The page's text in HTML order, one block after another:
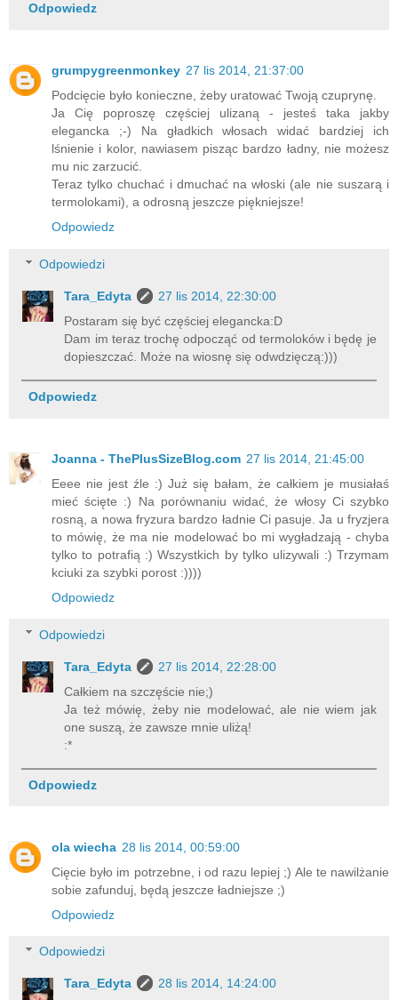
Odpowiedz
grumpygreenmonkey 27 lis 2014, 21:37:00
Podcięcie było konieczne, żeby uratować Twoją czuprynę.
Ja Cię poproszę częściej ulizaną - jesteś taka jakby
elegancka ;-) Na gładkich włosach widać bardziej ich
lśnienie i kolor, nawiasem pisząc bardzo ładny, nie możesz
mu nic zarzucić.
Teraz tylko chuchać i dmuchać na włoski (ale nie suszarą i
termolokami), a odrosną jeszcze piękniejsze!
Odpowiedz
Odpowiedzi
Tara_Edyta
27 lis 2014, 22:30:00
Postaram się być częściej elegancka:D
Dam im teraz trochę odpocząć od termoloków i będę je
dopieszczać. Może na wiosnę się odwdzięczą:)))
Odpowiedz
Joanna - ThePlusSizeBlog.com 27 lis 2014, 21:45:00
Eeee nie jest źle :) Już się bałam, że całkiem je musiałaś
mieć ścięte :) Na porównaniu widać, że włosy Ci szybko
rosną, a nowa fryzura bardzo ładnie Ci pasuje. Ja u fryzjera
to mówię, że ma nie modelować bo mi wygładzają - chyba
tylko to potrafią :) Wszystkich by tylko ulizywali :) Trzymam
kciuki za szybki porost :))))
Odpowiedz
Odpowiedzi
Tara_Edyta
27 lis 2014, 22:28:00
Całkiem na szczęście nie;)
Ja też mówię, żeby nie modelować, ale nie wiem jak
one suszą, że zawsze mnie uliżą!
:*
Odpowiedz
ola wiecha 28 lis 2014, 00:59:00
Cięcie było im potrzebne, i od razu lepiej ;) Ale te nawilżanie
sobie zafunduj, będą jeszcze ładniejsze ;)
Odpowiedz
Odpowiedzi
Tara_Edyta
28 lis 2014, 14:24:00